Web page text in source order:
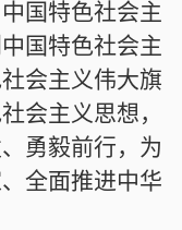
国特色社会主
国特色社会主
会主义伟大旗
会主义思想，
勇毅前行，为
全面推进中华